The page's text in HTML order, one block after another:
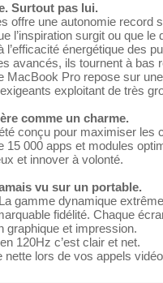
Surtout pas lui.
offre une autonomie record
l’inspiration surgit ou que
l’efficacité énergétique des
avancés, ils tournent à bas
MacBook Pro repose sur
exploitant de très
comme un charme.
conçu pour maximiser les
15 000 apps et modules
et innover à volonté.
vu sur un portable.
gamme dynamique
fidélité. Chaque
graphique et impression.
120Hz c’est clair et net.
nette lors de vos appels